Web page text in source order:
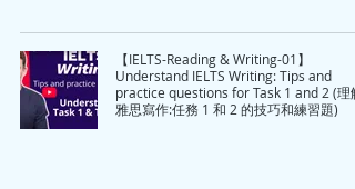
【IELTS-Reading & Writing-01】
Understand IELTS Writing: Tips and
practice questions for Task 1 and 2 (理解
雅思寫作:任務 1 和 2 的技巧和練習題)